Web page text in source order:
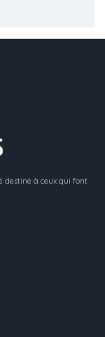
destiné à ceux qui font